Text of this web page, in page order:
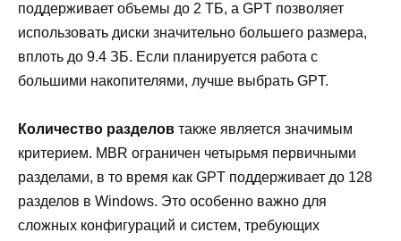
поддерживает объемы до 2 ТБ, а GPT позволяет
использовать диски значительно большего размера,
вплоть до 9.4 ЗБ. Если планируется работа с
большими накопителями, лучше выбрать GPT.
Количество разделов также является значимым
критерием. MBR ограничен четырьмя первичными
разделами, в то время как GPT поддерживает до 128
разделов в Windows. Это особенно важно для
сложных конфигураций и систем, требующих